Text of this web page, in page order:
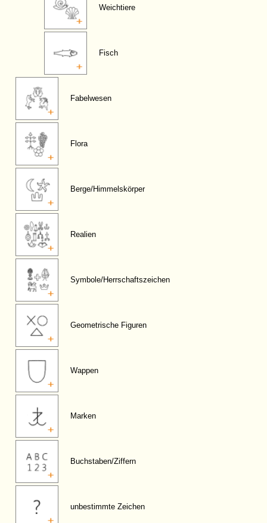
Weichtiere
Fisch
Fabelwesen
Flora
Berge/Himmelskörper
Realien
Symbole/Herrschaftszeichen
Geometrische Figuren
Wappen
Marken
Buchstaben/Ziffern
unbestimmte Zeichen